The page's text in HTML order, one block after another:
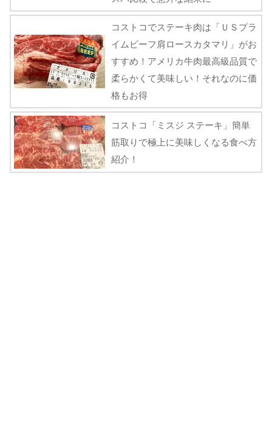
コストコでステーキ肉は「ＵＳプラ
イムビーフ肩ロースカタマリ」がお
すすめ！アメリカ牛肉最高級品質で
柔らかくて美味しい！それなのに価
格もお得
コストコ「ミスジ ステーキ」簡単
筋取りで極上に美味しくなる食べ方
紹介！